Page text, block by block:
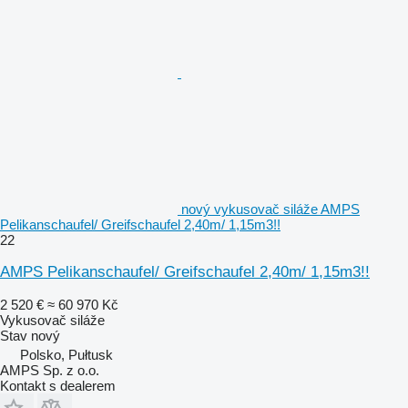
nový vykusovač siláže AMPS
Pelikanschaufel/ Greifschaufel 2,40m/ 1,15m3!!
22
AMPS Pelikanschaufel/ Greifschaufel 2,40m/ 1,15m3!!
2 520 € ≈ 60 970 Kč
Vykusovač siláže
Stav nový
Polsko, Pułtusk
AMPS Sp. z o.o.
Kontakt s dealerem